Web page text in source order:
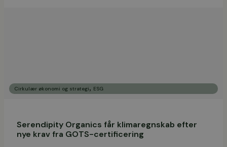
Cirkulær økonomi og strategi, ESG
Serendipity Organics får klimaregnskab efter
nye krav fra GOTS-certificering